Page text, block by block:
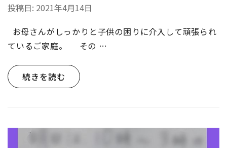
投稿日: 2021年4月14日
お母さんがしっかりと子供の困りに介入して頑張られ
ているご家庭。 その …
続きを読む